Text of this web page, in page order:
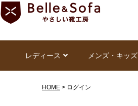
レディース メンズ・キッズ
HOME ログイン